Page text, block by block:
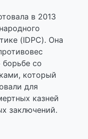
в 2013
(IDPC). Она
со
который
для
казней
заключений.